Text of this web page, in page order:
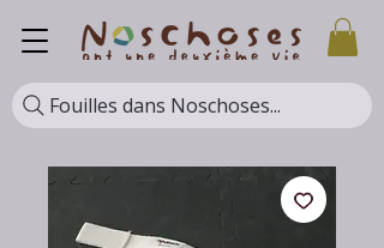
Fouilles dans Noschoses...